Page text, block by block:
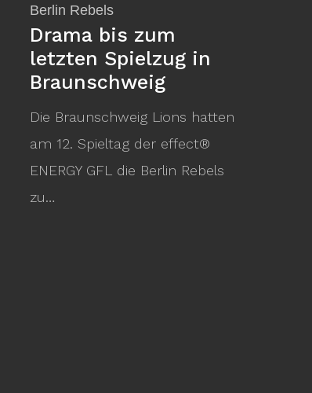
Berlin Rebels
Drama bis zum
letzten Spielzug in
Braunschweig
Die Braunschweig Lions hatten
am 12. Spieltag der effect®
ENERGY GFL die Berlin Rebels
zu…